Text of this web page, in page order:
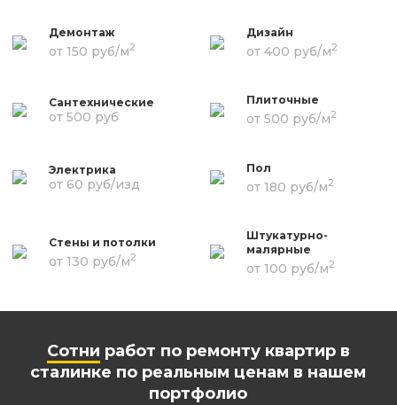
Демонтаж
от 150 руб/м2
Дизайн
от 400 руб/м2
Сантехнические
от 500 руб
Плиточные
от 500 руб/м2
Электрика
от 60 руб/изд
Пол
от 180 руб/м2
Стены и потолки
от 130 руб/м2
Штукатурно-
малярные
от 100 руб/м2
Сотни работ по ремонту квартир в
сталинке по реальным ценам в нашем
портфолио